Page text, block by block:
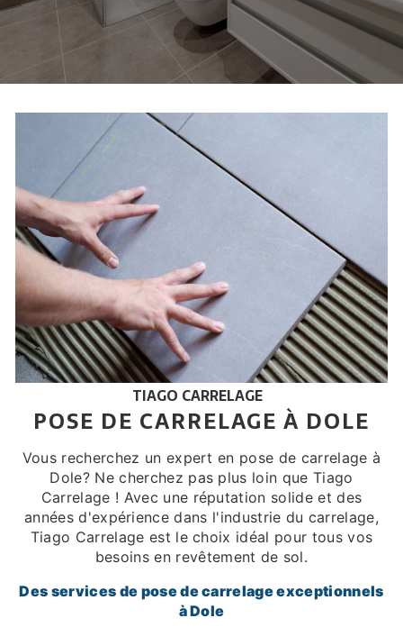
TIAGO CARRELAGE
POSE DE CARRELAGE À DOLE
Vous recherchez un expert en pose de carrelage à
Dole? Ne cherchez pas plus loin que Tiago
Carrelage ! Avec une réputation solide et des
années d'expérience dans l'industrie du carrelage,
Tiago Carrelage est le choix idéal pour tous vos
besoins en revêtement de sol.
Des services de pose de carrelage exceptionnels
à Dole